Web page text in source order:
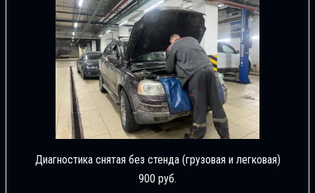
Диагностика снятая без стенда (грузовая и легковая)
900 руб.